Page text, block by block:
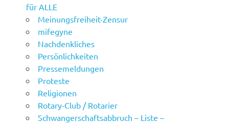
für ALLE
Meinungsfreiheit-Zensur
mifegyne
Nachdenkliches
Persönlichkeiten
Pressemeldungen
Proteste
Religionen
Rotary-Club / Rotarier
Schwangerschaftsabbruch – Liste –